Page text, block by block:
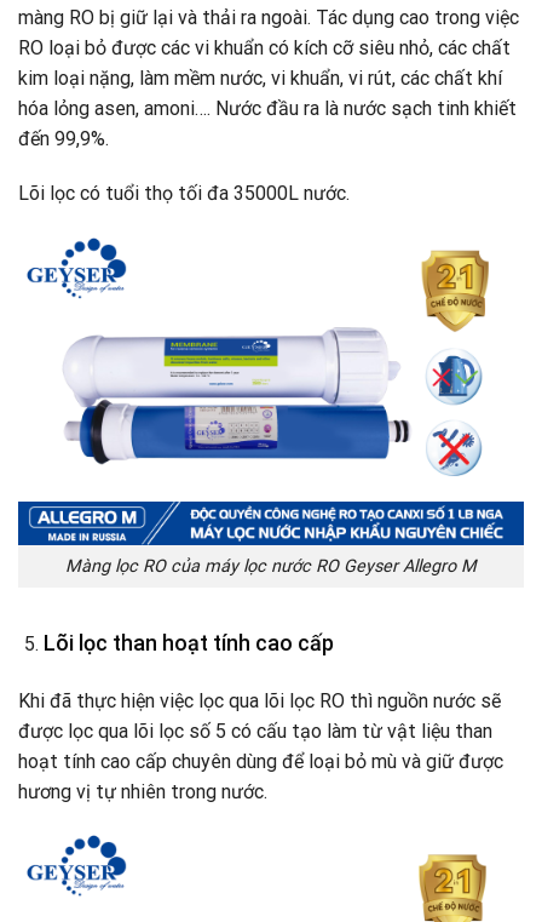
màng RO bị giữ lại và thải ra ngoài. Tác dụng cao trong việc
RO loại bỏ được các vi khuẩn có kích cỡ siêu nhỏ, các chất
kim loại nặng, làm mềm nước, vi khuẩn, vi rút, các chất khí
hóa lỏng asen, amoni…. Nước đầu ra là nước sạch tinh khiết
đến 99,9%.
Lõi lọc có tuổi thọ tối đa 35000L nước.
Màng lọc RO của máy lọc nước RO Geyser Allegro M
Lõi lọc than hoạt tính cao cấp
Khi đã thực hiện việc lọc qua lõi lọc RO thì nguồn nước sẽ
được lọc qua lõi lọc số 5 có cấu tạo làm từ vật liệu than
hoạt tính cao cấp chuyên dùng để loại bỏ mù và giữ được
hương vị tự nhiên trong nước.